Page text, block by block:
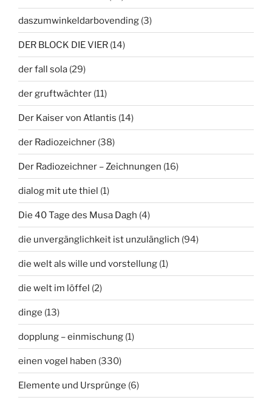
daszumwinkeldarbovending (3)
DER BLOCK DIE VIER (14)
der fall sola (29)
der gruftwächter (11)
Der Kaiser von Atlantis (14)
der Radiozeichner (38)
Der Radiozeichner – Zeichnungen (16)
dialog mit ute thiel (1)
Die 40 Tage des Musa Dagh (4)
die unvergänglichkeit ist unzulänglich (94)
die welt als wille und vorstellung (1)
die welt im löffel (2)
dinge (13)
dopplung – einmischung (1)
einen vogel haben (330)
Elemente und Ursprünge (6)